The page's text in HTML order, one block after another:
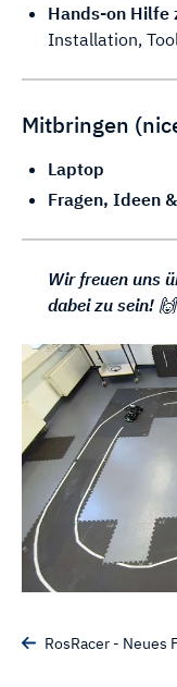
Hands-on Hilfe
Installation,
Mitbringen
Laptop
Fragen, Ideen
Wir freuen uns
dabei zu sein! 🙌